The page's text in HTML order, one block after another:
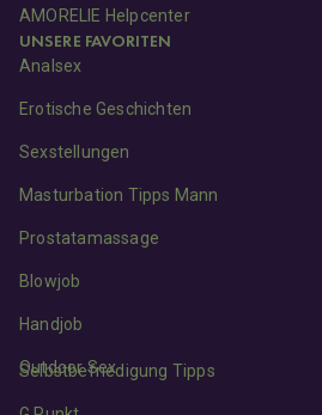
AMORELIE Helpcenter
UNSERE FAVORITEN
Analsex
Erotische Geschichten
Sexstellungen
Masturbation Tipps Mann
Prostatamassage
Blowjob
Handjob
Outdoor Sex
Selbstbefriedigung Tipps